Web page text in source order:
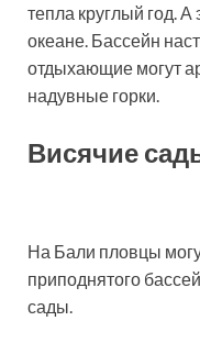
тепла круглый год.
океане. Бассейн
отдыхающие могут
надувные горки.
Висячие
На Бали пловцы
приподнятого
сады.